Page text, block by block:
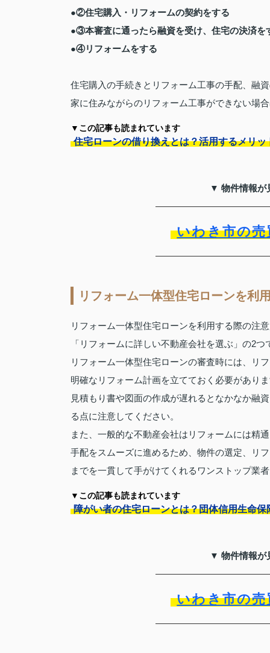
●②住宅購入・リフォームの契約をする
●③本審査に通ったら融資を受け、住宅の決済を
●④リフォームをする
住宅購入の手続きとリフォーム工事の手配、融
家に住みながらのリフォーム工事ができない場
▼この記事も読まれています
住宅ローンの借り換えとは？活用するメリッ
▼ 物件情報が
いわき市の
リフォーム一体型住宅ローンを利
リフォーム一体型住宅ローンを利用する際の注
「リフォームに詳しい不動産会社を選ぶ」の2つ
リフォーム一体型住宅ローンの審査時には、リ
明確なリフォーム計画を立てておく必要がありま
見積もり書や図面の作成が遅れるとなかなか融
る点に注意してください。
また、一般的な不動産会社はリフォームには精
手配をスムーズに進めるため、物件の選定、リ
までを一貫して手がけてくれるワンストップ業
▼この記事も読まれています
障がい者の住宅ローンとは？団体信用生命
▼ 物件情報が
いわき市の